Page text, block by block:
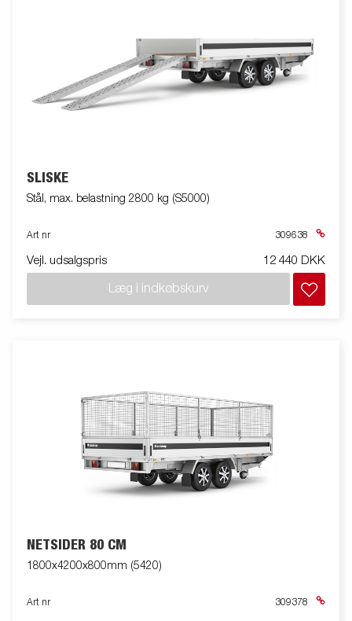
SLISKE
Stål, max. belastning 2800 kg (S5000)
Art nr 309638
Vejl. udsalgspris 12 440 DKK
Læg i indkøbskurv
NETSIDER 80 CM
1800x4200x800mm (5420)
Art nr 309378